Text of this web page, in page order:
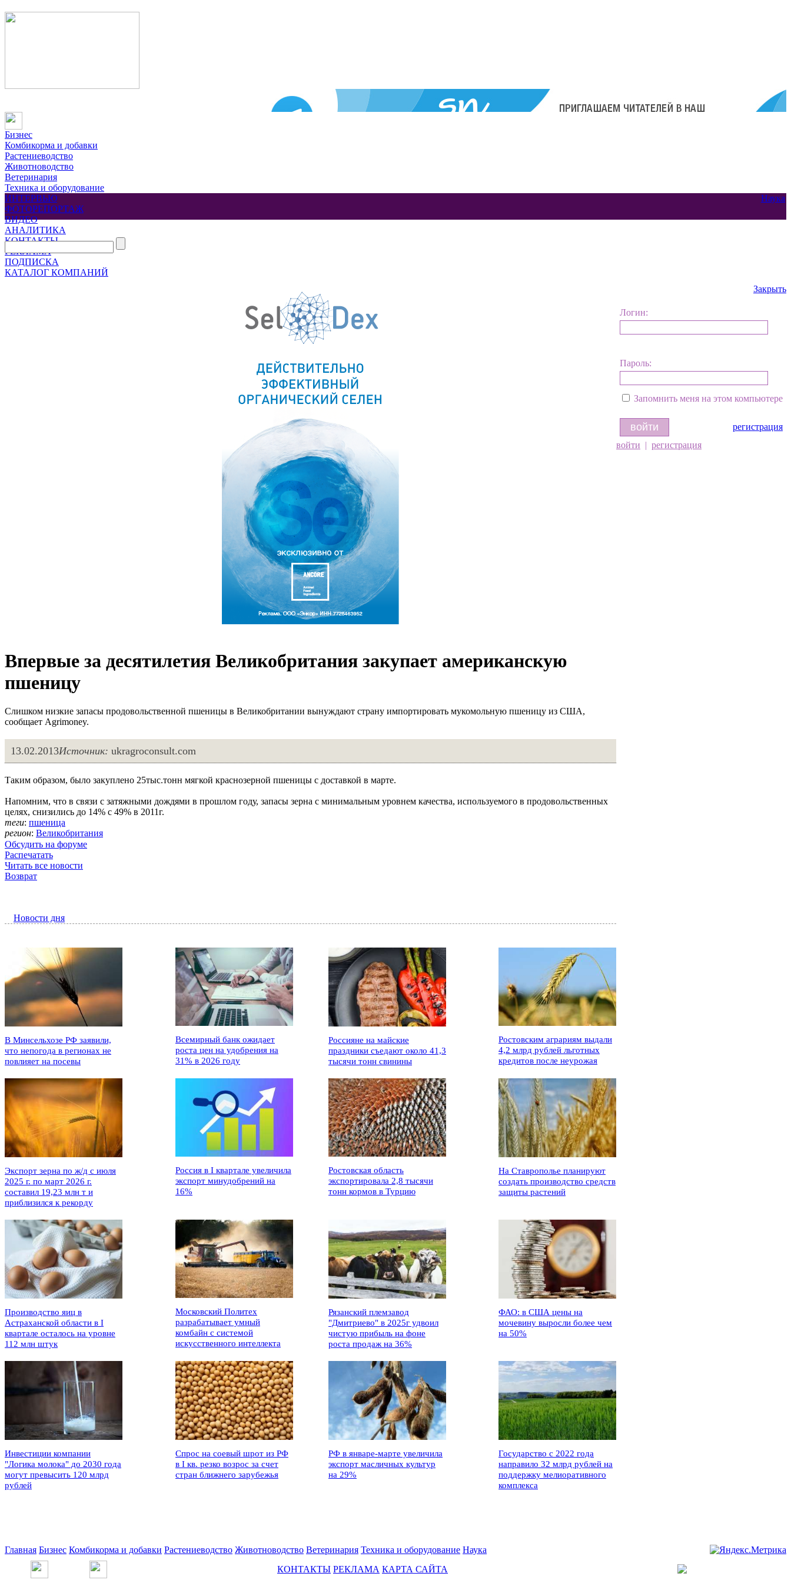
Бизнес
Комбикорма и добавки
Растениеводство
Животноводство
Ветеринария
Техника и оборудование
Наука
ИНТЕРВЬЮ
ФОТОРЕПОРТАЖ
ВИДЕО
АНАЛИТИКА
КОНТАКТЫ
РЕКЛАМА
ПОДПИСКА
КАТАЛОГ КОМПАНИЙ
Закрыть
Логин:
Пароль:
Запомнить меня на этом компьютере
регистрация
войти | регистрация
Впервые за десятилетия Великобритания закупает американскую
пшеницу
Слишком низкие запасы продовольственной пшеницы в Великобритании вынуждают страну импортировать мукомольную пшеницу из США,
сообщает Agrimoney.
13.02.2013Источник: ukragroconsult.com
Таким образом, было закуплено 25тыс.тонн мягкой краснозерной пшеницы с доставкой в марте.
Напомним, что в связи с затяжными дождями в прошлом году, запасы зерна с минимальным уровнем качества, используемого в продовольственных
целях, снизились до 14% с 49% в 2011г.
теги: пшеница
регион: Великобритания
Обсудить на форуме
Распечатать
Читать все новости
Возврат
Новости дня
В Минсельхозе РФ заявили,
что непогода в регионах не
повлияет на посевы
Всемирный банк ожидает
роста цен на удобрения на
31% в 2026 году
Россияне на майские
праздники съедают около 41,3
тысячи тонн свинины
Ростовским аграриям выдали
4,2 млрд рублей льготных
кредитов после неурожая
Экспорт зерна по ж/д с июля
2025 г. по март 2026 г.
составил 19,23 млн т и
приблизился к рекорду
Россия в I квартале увеличила
экспорт минудобрений на
16%
Ростовская область
экспортировала 2,8 тысячи
тонн кормов в Турцию
На Ставрополье планируют
создать производство средств
защиты растений
Производство яиц в
Астраханской области в I
квартале осталось на уровне
112 млн штук
Московский Политех
разрабатывает умный
комбайн с системой
искусственного интеллекта
Рязанский племзавод
"Дмитриево" в 2025г удвоил
чистую прибыль на фоне
роста продаж на 36%
ФАО: в США цены на
мочевину выросли более чем
на 50%
Инвестиции компании
"Логика молока" до 2030 года
могут превысить 120 млрд
рублей
Спрос на соевый шрот из РФ
в I кв. резко возрос за счет
стран ближнего зарубежья
РФ в январе-марте увеличила
экспорт масличных культур
на 29%
Государство с 2022 года
направило 32 млрд рублей на
поддержку мелиоративного
комплекса
Главная Бизнес Комбикорма и добавки Растениеводство Животноводство Ветеринария Техника и оборудование Наука
КОНТАКТЫ РЕКЛАМА КАРТА САЙТА